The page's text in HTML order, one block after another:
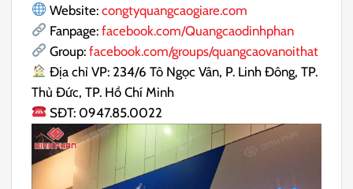
Website: congtyquangcaogiare.com
Fanpage: facebook.com/Quangcaodinhphan
Group: facebook.com/groups/quangcaovanoithat
Địa chỉ VP: 234/6 Tô Ngọc Vân, P. Linh Đông, TP.
Thủ Đức, TP. Hồ Chí Minh
SĐT: 0947.85.0022